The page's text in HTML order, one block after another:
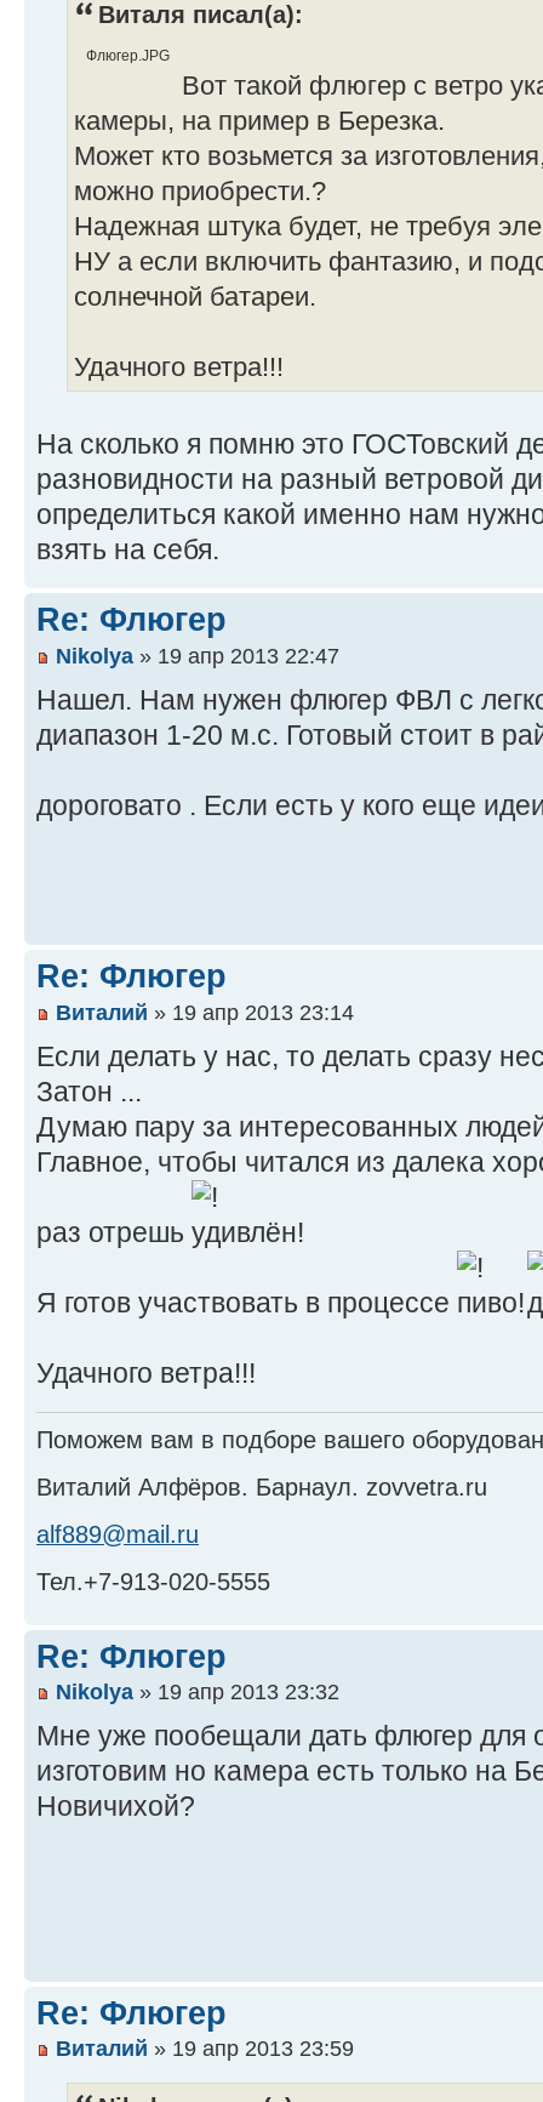
Виталя писал(а):
Флюгер.JPG
Вот такой флюгер с ветро
камеры, на пример в Березка.
Может кто возьмется за
можно приобрести.?
Надежная штука будет, не требуя
НУ а если включить фантазию, и
солнечной батареи.
Удачного ветра!!!
На сколько я помню это ГОСТовский
разновидности на разный ветровой
определиться какой именно нам
взять на себя.
Re: Флюгер
Nikolya » 19 апр 2013 22:47
Нашел. Нам нужен флюгер ФВЛ с
диапазон 1-20 м.с. Готовый стоит в
дороговато . Если есть у кого еще
Re: Флюгер
Виталий » 19 апр 2013 23:14
Если делать у нас, то делать сразу
Затон ...
Думаю пару за интересованных
Главное, чтобы читался из далека
раз отрешь
Я готов участвовать в процессе
Удачного ветра!!!
Поможем вам в подборе вашего
Виталий Алфёров. Барнаул. zovvetra.ru
alf889@mail.ru
Тел.+7-913-020-5555
Re: Флюгер
Nikolya » 19 апр 2013 23:32
Мне уже пообещали дать флюгер для
изготовим но камера есть только на
Новичихой?
Re: Флюгер
Виталий » 19 апр 2013 23:59